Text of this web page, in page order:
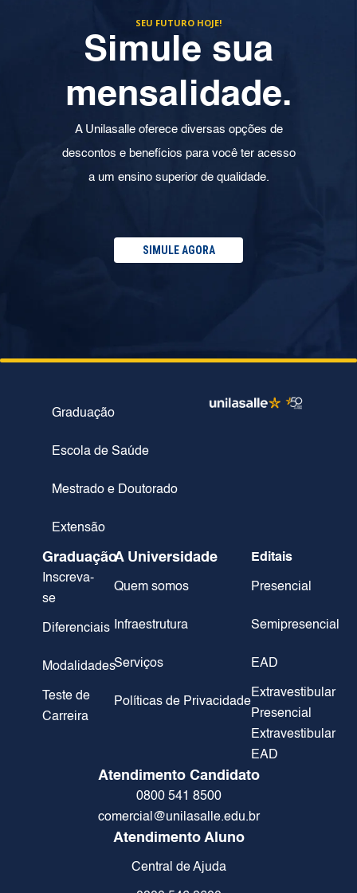
SEU FUTURO HOJE!
Simule sua
mensalidade.
A Unilasalle oferece diversas opções de
descontos e benefícios para você ter acesso
a um ensino superior de qualidade.
SIMULE AGORA
Graduação
Escola de Saúde
Mestrado e Doutorado
Extensão
Graduação
Inscreva-
se
Diferenciais
Modalidades
Teste de
Carreira
A Universidade
Quem somos
Infraestrutura
Serviços
Políticas de Privacidade
Editais
Presencial
Semipresencial
EAD
Extravestibular
Presencial
Extravestibular
EAD
Atendimento Candidato
0800 541 8500
comercial@unilasalle.edu.br
Atendimento Aluno
Central de Ajuda